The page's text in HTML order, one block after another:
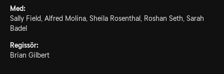
Med:
Sally Field, Alfred Molina, Sheila Rosenthal, Roshan Seth, Sarah
Badel
Regissör:
Brian Gilbert